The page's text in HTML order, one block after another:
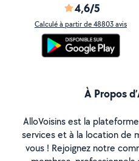
4,6/5
Calculé à partir de 48803 avis
À Propos
AlloVoisins est la
services et à la location de
vous ! Rejoignez notre